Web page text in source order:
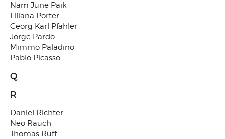
Nam June Paik
Liliana Porter
Georg Karl Pfahler
Jorge Pardo
Mimmo Paladino
Pablo Picasso
Q
R
Daniel Richter
Neo Rauch
Thomas Ruff